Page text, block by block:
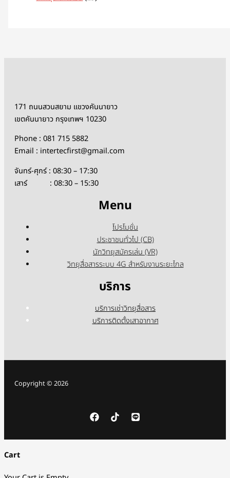
171 ถนนสวนสยาม แขวงคันนายาว
เขตคันนายาว กรุงเทพฯ 10230
Phone : 081 715 5882
Email : intertecfirst@gmail.com
จันทร์-ศุกร์ : 08:30 – 17:30
เสาร์ : 08:30 – 15:30
Menu
โปรโมชั่น
ประชาชนทั่วไป (CB)
นักวิทยุสมัครเล่น (VR)
วิทยุสื่อสารระบบ 4G สำหรับงานระยะไกล
บริการ
บริการเช่าวิทยุสื่อสาร
บริการติดตั้งเสาอากาศ
Copyright © 2026
Cart